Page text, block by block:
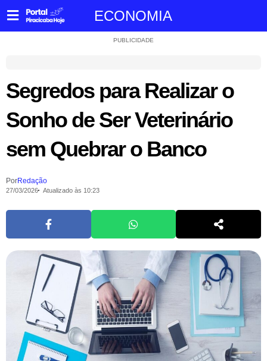
ECONOMIA
PUBLICIDADE
Segredos para Realizar o
Sonho de Ser Veterinário
sem Quebrar o Banco
PorRedação
27/03/2026 Atualizado às 10:23